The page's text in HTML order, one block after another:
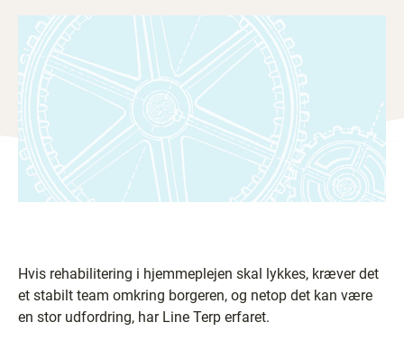
Hvis rehabilitering i hjemmeplejen skal lykkes, kræver det
et stabilt team omkring borgeren, og netop det kan være
en stor udfordring, har Line Terp erfaret.